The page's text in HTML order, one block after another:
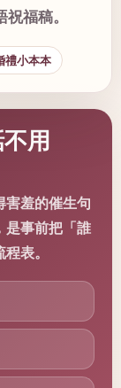
福稿。
禮小本本
用
害羞的催生句
是事前把「誰
表。